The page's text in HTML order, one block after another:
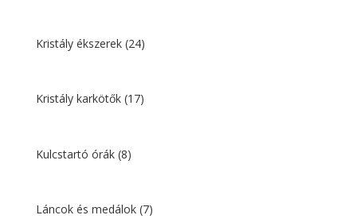
Kristály ékszerek (24)
Kristály karkötők (17)
Kulcstartó órák (8)
Láncok és medálok (7)